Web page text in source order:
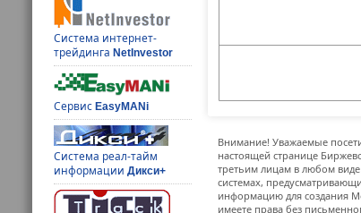
Система интернет-
трейдингаNetInvestor
СервисEasyMANi
Система реал-тайм
информацииДикси+
Внимание! Уважаемые
настоящей странице
третьим лицам в любом
системах,
информацию для создания
имеете права без